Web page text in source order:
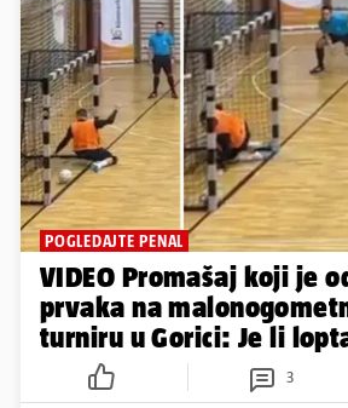
POGLEDAJTE PENAL
VIDEO Promašaj koji je
prvaka na
turniru u Gorici: Je li
3